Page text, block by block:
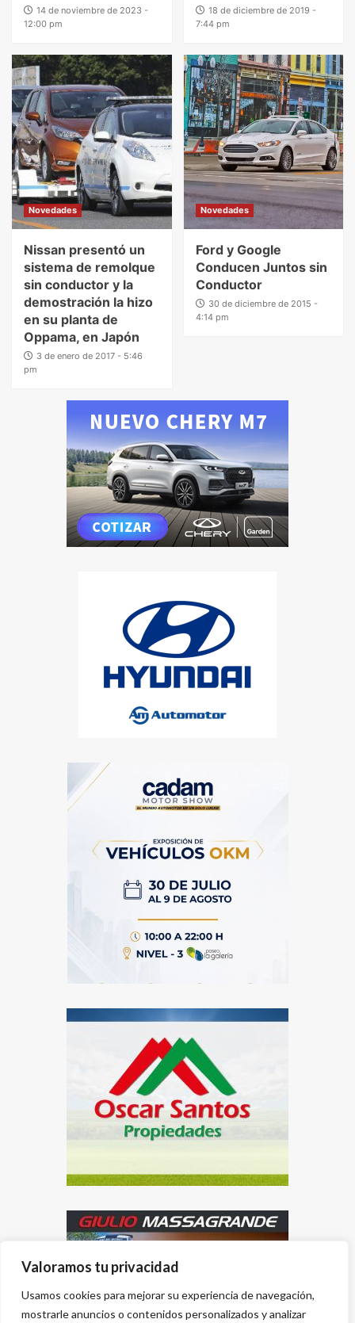
Valoramos tu privacidad
Usamos cookies para mejorar su experiencia de navegación,
mostrarle anuncios o contenidos personalizados y analizar
14 de noviembre de 2023 -
12:00 pm
18 de diciembre de 2019 -
7:44 pm
Novedades
Nissan presentó un
sistema de remolque
sin conductor y la
demostración la hizo
en su planta de
Oppama, en Japón
3 de enero de 2017 - 5:46
pm
Novedades
Ford y Google
Conducen Juntos sin
Conductor
30 de diciembre de 2015 -
4:14 pm